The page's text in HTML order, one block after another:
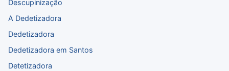
Descupinização
A Dedetizadora
Dedetizadora
Dedetizadora em Santos
Detetizadora